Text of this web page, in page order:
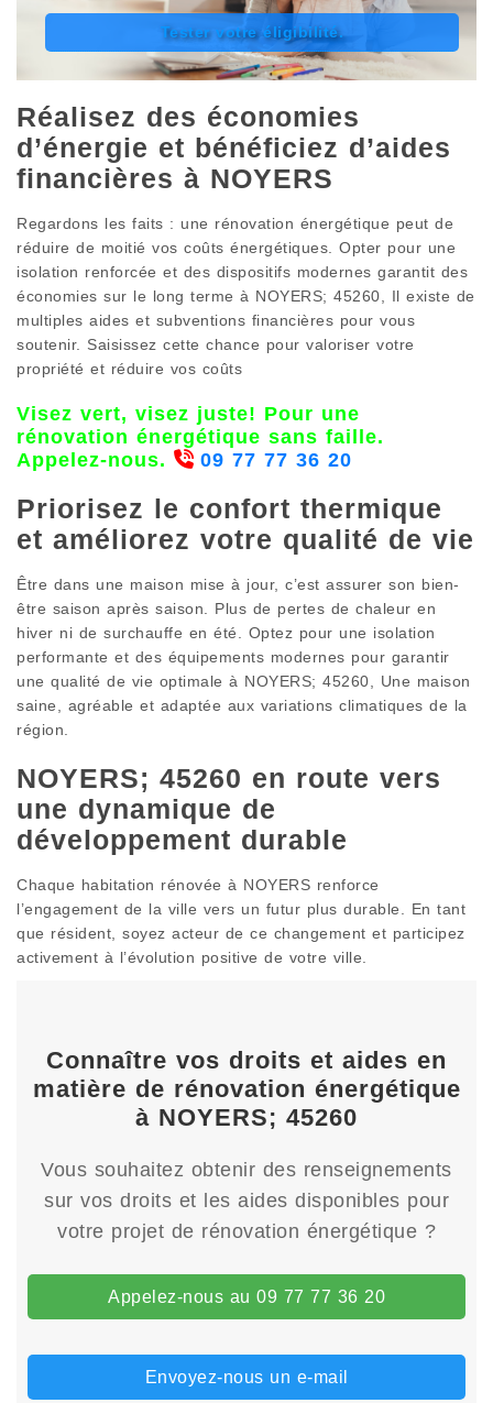
Tester votre éligibilité.
Réalisez des économies
d’énergie et bénéficiez d’aides
financières à NOYERS
Regardons les faits : une rénovation énergétique peut de
réduire de moitié vos coûts énergétiques. Opter pour une
isolation renforcée et des dispositifs modernes garantit des
économies sur le long terme à NOYERS; 45260, Il existe de
multiples aides et subventions financières pour vous
soutenir. Saisissez cette chance pour valoriser votre
propriété et réduire vos coûts
Visez vert, visez juste! Pour une
rénovation énergétique sans faille.
Appelez-nous.
09 77 77 36 20
Priorisez le confort thermique
et améliorez votre qualité de vie
Être dans une maison mise à jour, c’est assurer son bien-
être saison après saison. Plus de pertes de chaleur en
hiver ni de surchauffe en été. Optez pour une isolation
performante et des équipements modernes pour garantir
une qualité de vie optimale à NOYERS; 45260, Une maison
saine, agréable et adaptée aux variations climatiques de la
région.
NOYERS; 45260 en route vers
une dynamique de
développement durable
Chaque habitation rénovée à NOYERS renforce
l’engagement de la ville vers un futur plus durable. En tant
que résident, soyez acteur de ce changement et participez
activement à l’évolution positive de votre ville.
Connaître vos droits et aides en
matière de rénovation énergétique
à NOYERS; 45260
Vous souhaitez obtenir des renseignements
sur vos droits et les aides disponibles pour
votre projet de rénovation énergétique ?
Appelez-nous au 09 77 77 36 20
Envoyez-nous un e-mail